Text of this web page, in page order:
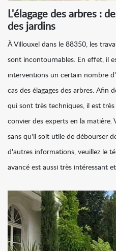
L'élagage des arbres :
des jardins
À Villouxel dans le 88350, les
sont incontournables. En effet, il
interventions un certain nombre
cas des élagages des arbres. Afin
qui sont très techniques, il est
convier des experts en la matière.
sans qu'il soit utile de débourser
d'autres informations, veuillez le
avancé est aussi très intéressant